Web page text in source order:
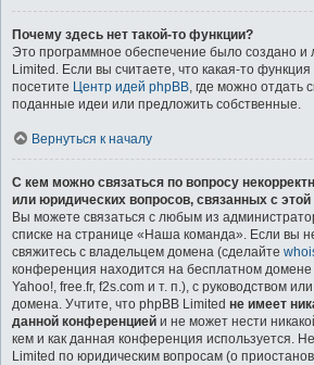
Почему здесь нет такой-то функции?
Это программное обеспечение было создано и
Limited. Если вы считаете, что какая-то
посетите Центр идей phpBB, где можно отдать
поданные идеи или предложить собственные.
Вернуться к началу
С кем можно связаться по вопросу
или юридических вопросов, связанных с
Вы можете связаться с любым из
списке на странице «Наша команда». Если вы
свяжитесь с владельцем домена (сделайте
конференция находится на бесплатном
Yahoo!, free.fr, f2s.com и т. п.), с руководством
домена. Учтите, что phpBB Limited не имеет
данной конференцией и не может нести
кем и как данная конференция используется.
Limited по юридическим вопросам (о